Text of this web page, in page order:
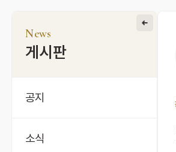
News
게시판
공지
소식